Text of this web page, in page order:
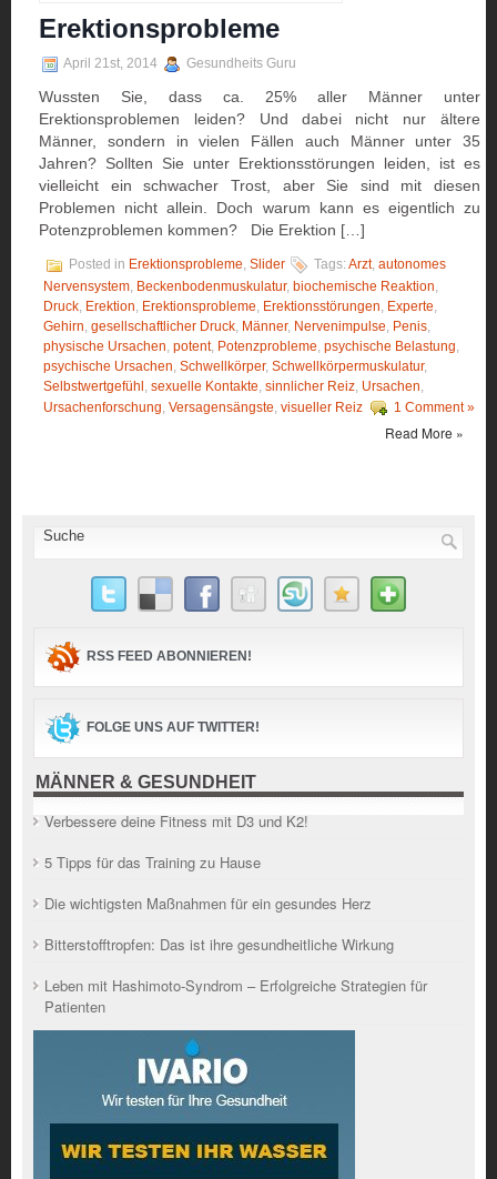
Erektionsprobleme
April 21st, 2014 Gesundheits Guru
Wussten Sie, dass ca. 25% aller Männer unter
Erektionsproblemen leiden? Und dabei nicht nur ältere
Männer, sondern in vielen Fällen auch Männer unter 35
Jahren? Sollten Sie unter Erektionsstörungen leiden, ist es
vielleicht ein schwacher Trost, aber Sie sind mit diesen
Problemen nicht allein. Doch warum kann es eigentlich zu
Potenzproblemen kommen? Die Erektion […]
Posted in Erektionsprobleme, Slider Tags: Arzt, autonomes
Nervensystem Beckenbodenmuskulatur, biochemische Reaktion
Druck Erektion Erektionsprobleme Erektionsstörungen Experte
Gehirn gesellschaftlicher Druck Männer, Nervenimpulse Penis
physische Ursachen potent, Potenzprobleme psychische Belastung
psychische Ursachen Schwellkörper, Schwellkörpermuskulatur,
Selbstwertgefühl sexuelle Kontakte sinnlicher Reiz Ursachen
Ursachenforschung, Versagensängste, visueller Reiz 1 Comment »
Read More »
RSS FEED ABONNIEREN!
FOLGE UNS AUF TWITTER!
MÄNNER & GESUNDHEIT
Verbessere deine Fitness mit D3 und K2!
5 Tipps für das Training zu Hause
Die wichtigsten Maßnahmen für ein gesundes Herz
Bitterstofftropfen: Das ist ihre gesundheitliche Wirkung
Leben mit Hashimoto-Syndrom – Erfolgreiche Strategien für
Patienten